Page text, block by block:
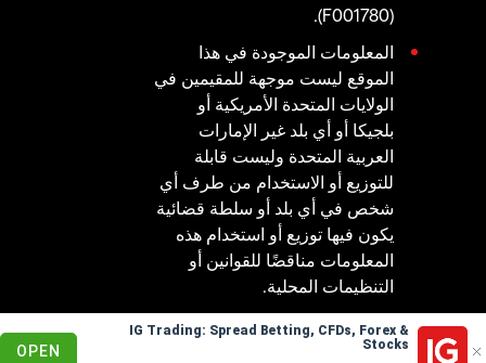
IG Trading: Spread Betting, CFDs, Forex &
Stocks
OPEN
(F001780).
المعلومات الموجودة في هذا
الموقع ليست موجهة للمقيمين في
الولايات المتحدة الأمريكية أو
بلجيكا أو أي بلد غير الإمارات
العربية المتحدة وليست قابلة
للتوزيع أو الاستخدام من طرف أي
شخص في أي بلد أو سلطة قضائية
يكون فيها توزيع أو استخدام هذه
المعلومات مناقضًا للقوانين أو
التنظيمات المحلية.